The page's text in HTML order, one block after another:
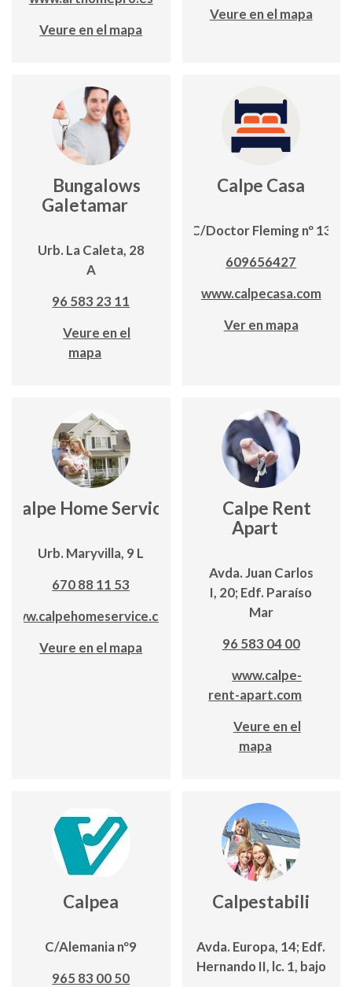
Veure en el mapa
Veure en el mapa
Bungalows
Galetamar
Urb. La Caleta, 28
A
96 583 23 11
Veure en el
mapa
Calpe Casa
C/Doctor Fleming nº 13
609656427
www.calpecasa.com
Ver en mapa
Calpe Home Service
Urb. Maryvilla, 9 L
670 88 11 53
www.calpehomeservice.com
Veure en el mapa
Calpe Rent
Apart
Avda. Juan Carlos
I, 20; Edf. Paraíso
Mar
96 583 04 00
www.calpe-
rent-apart.com
Veure en el
mapa
Calpea
C/Alemania nº9
965 83 00 50
Calpestabili
Avda. Europa, 14; Edf.
Hernando II, lc. 1, bajo